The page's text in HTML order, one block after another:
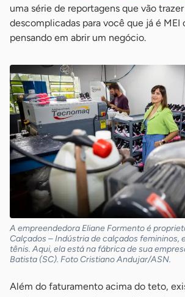
uma série de reportagens que vão
descomplicadas para você que já é MEI
pensando em abrir um negócio.
A empreendedora Eliane Formento é
Calçados – Indústria de calçados femininos,
tênis. Aqui, ela está na fábrica de sua
Batista (SC). Foto Cristiano Andujar/ASN.
Além do faturamento acima do teto,